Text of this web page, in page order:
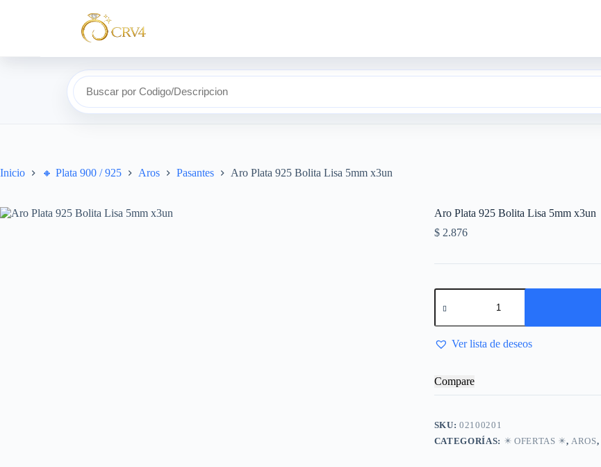
Buscar por Codigo/Descripcion
Inicio 🔸​ Plata 900 / 925 Aros Pasantes Aro Plata 925 Bolita Lisa 5mm x3un
Aro Plata 925 Bolita Lisa 5mm x3un
$2.876
Ver lista de deseos
Compare
SKU:02100201
CATEGORÍAS: ✴️​ OFERTAS ✴️​,AROS,